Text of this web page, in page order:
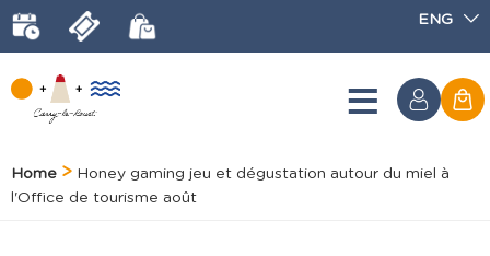
ENG
Home
Honey gaming jeu et dégustation autour du miel à
l'Office de tourisme août